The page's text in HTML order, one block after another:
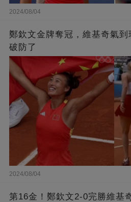
2024/08/04
鄭欽文金牌奪冠，維基奇氣到
破防了
2024/08/04
第16金！鄭欽文2-0完勝維基